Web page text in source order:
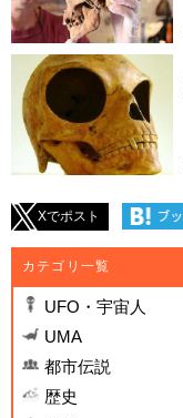
Xでポスト
カテゴリ一覧
UFO・宇宙人
UMA
都市伝説
歴史